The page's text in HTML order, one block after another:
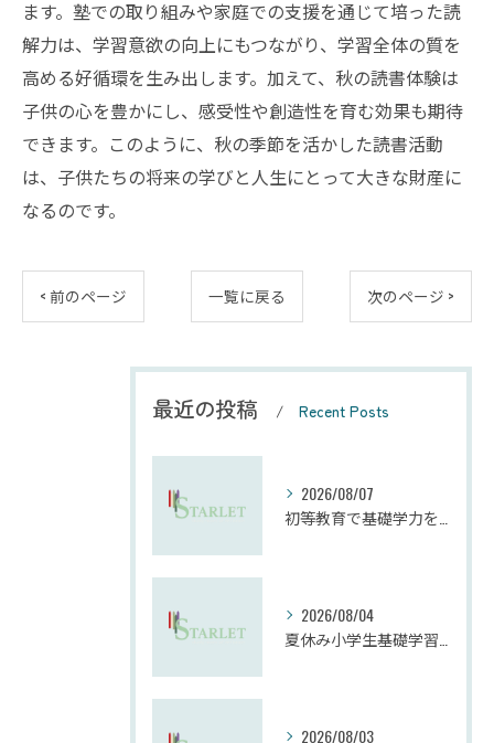
ます。塾での取り組みや家庭での支援を通じて培った読
解力は、学習意欲の向上にもつながり、学習全体の質を
高める好循環を生み出します。加えて、秋の読書体験は
子供の心を豊かにし、感受性や創造性を育む効果も期待
できます。このように、秋の季節を活かした読書活動
は、子供たちの将来の学びと人生にとって大きな財産に
なるのです。
< 前のページ 一覧に戻る 次のページ >
最近の投稿 Recent Posts
2026/08/07
2026/08/04
2026/08/03